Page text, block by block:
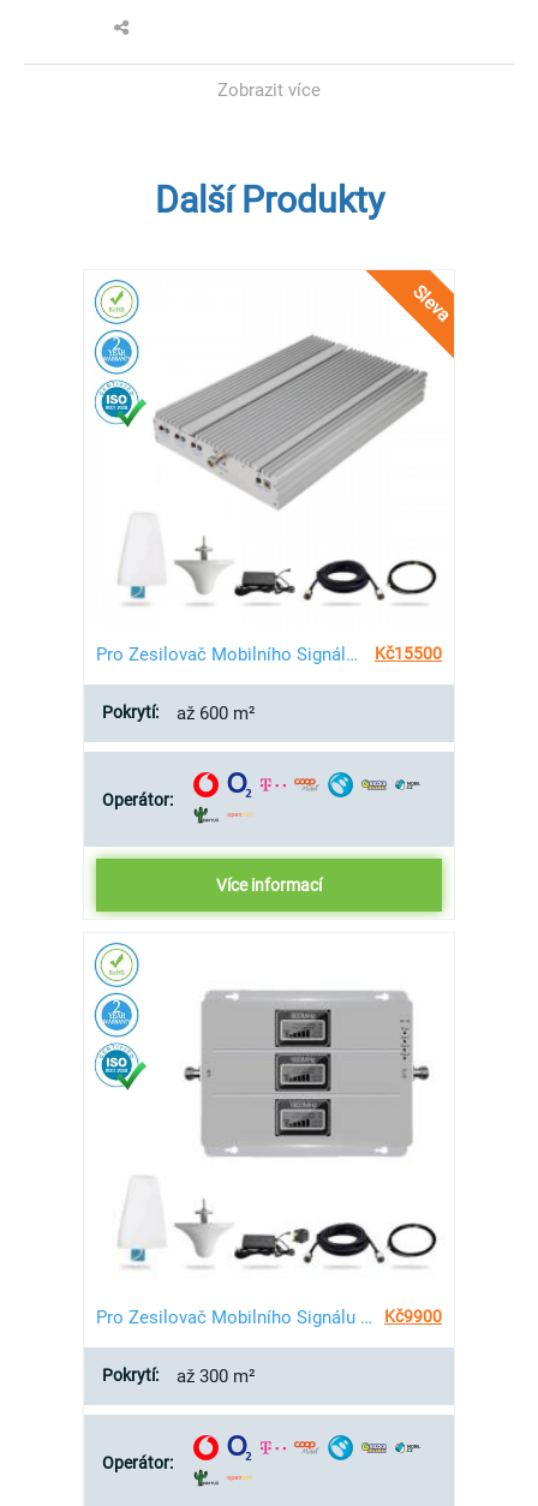
Zobrazit více
Další Produkty
Sleva
Pro Zesilovač Mobilního Signálu 2G/3G/4G - 600 m² Kč15500
Pokrytí: až 600 m²
Operátor:
Více informací
Pro Zesilovač Mobilního Signálu 2G/4G/LTE - 300 m² Kč9900
Pokrytí: až 300 m²
Operátor: